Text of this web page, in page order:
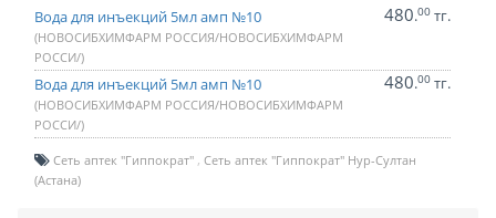
Вода для инъекций 5мл амп №10
(НОВОСИБХИМФАРМ РОССИЯ/НОВОСИБХИМФАРМ
РОССИ/)
480.00 тг.
Вода для инъекций 5мл амп №10
(НОВОСИБХИМФАРМ РОССИЯ/НОВОСИБХИМФАРМ
РОССИ/)
480.00 тг.
Сеть аптек "Гиппократ" Сеть аптек "Гиппократ" Нур-Султан
(Астана)